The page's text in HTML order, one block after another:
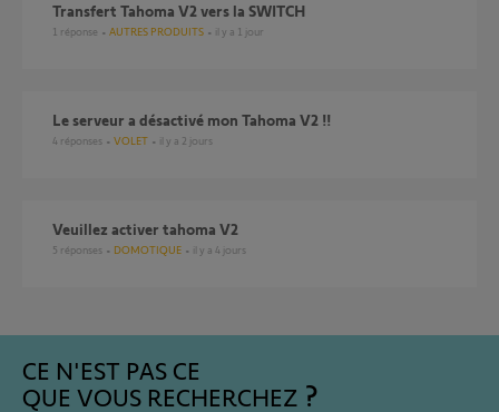
Transfert Tahoma V2 vers la SWITCH
1 réponse AUTRES PRODUITS il y a 1 jour
Le serveur a désactivé mon Tahoma V2 !!
4 réponses VOLET il y a 2 jours
Veuillez activer tahoma V2
5 réponses DOMOTIQUE il y a 4 jours
CE N'EST PAS CE
QUE VOUS RECHERCHEZ